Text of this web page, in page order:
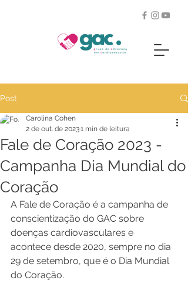
Post
Fale de Coração 2023 -
Campanha Dia Mundial do
Coração
Carolina Cohen
2 de out. de 20231 min de leitura
A Fale de Coração é a campanha de
conscientização do GAC sobre
doenças cardiovasculares e
acontece desde 2020, sempre no dia
29 de setembro, que é o Dia Mundial
do Coração.